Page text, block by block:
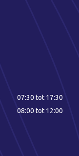
07:30 tot 17:30
08:00 tot 12:00